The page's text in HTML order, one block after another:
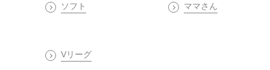
ソフト ママさん
Vリーグ